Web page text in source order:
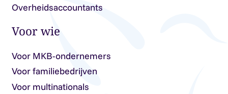
Overheidsaccountants
Voor wie
Voor MKB-ondernemers
Voor familiebedrijven
Voor multinationals